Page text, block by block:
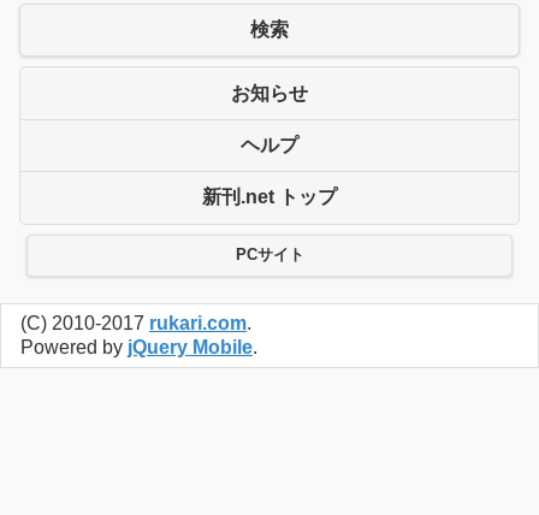
検索
お知らせ
ヘルプ
新刊.net トップ
PCサイト
(C) 2010-2017 rukari.com.
Powered by jQuery Mobile.